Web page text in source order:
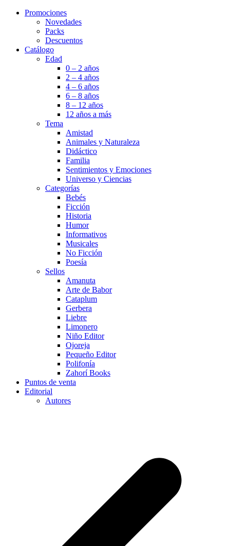
Promociones
Novedades
Packs
Descuentos
Catálogo
Edad
0 – 2 años
2 – 4 años
4 – 6 años
6 – 8 años
8 – 12 años
12 años a más
Tema
Amistad
Animales y Naturaleza
Didáctico
Familia
Sentimientos y Emociones
Universo y Ciencias
Categorías
Bebés
Ficción
Historia
Humor
Informativos
Musicales
No Ficción
Poesía
Sellos
Amanuta
Arte de Babor
Cataplum
Gerbera
Liebre
Limonero
Niño Editor
Ojoreja
Pequeño Editor
Polifonía
Zahorí Books
Puntos de venta
Editorial
Autores